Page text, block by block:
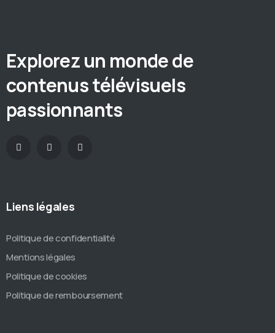
Explorez un monde de
contenus télévisuels
passionnants
Liens légales
Politique de confidentialité
Mentions légales
Politique de cookies
Politique de remboursement